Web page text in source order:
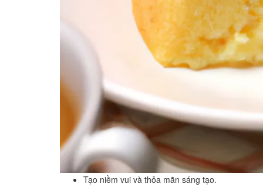
Tạo niềm vui và thỏa mãn sáng tạo.